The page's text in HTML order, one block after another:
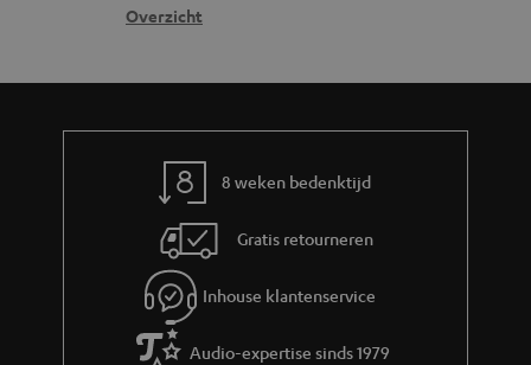
r
n
r
Overzicht
8 weken bedenktijd
Gratis retourneren
Inhouse klantenservice
Audio-expertise sinds 1979